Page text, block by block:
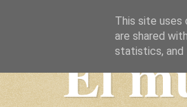
El
This site uses
are shared
statistics, and